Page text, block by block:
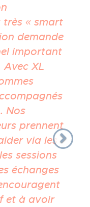
très « smart
demande
important
Avec XL
Nos
prennent
via les
sessions
échanges
et à avoir